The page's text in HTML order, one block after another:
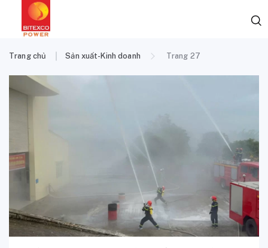
Trang chủ Sản xuất-Kinh doanh Trang 27